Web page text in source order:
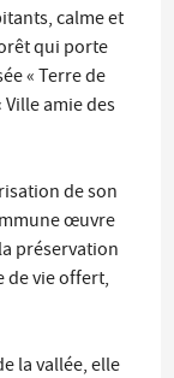
calme et
qui porte
« Terre de
Ville amie des
de son
œuvre
préservation
de vie offert,
la vallée, elle